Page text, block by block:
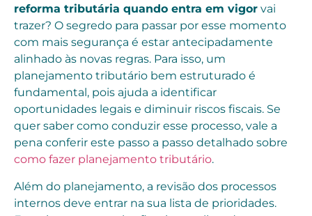
reforma tributária quando entra em vigor vai
trazer? O segredo para passar por esse momento
com mais segurança é estar antecipadamente
alinhado às novas regras. Para isso, um
planejamento tributário bem estruturado é
fundamental, pois ajuda a identificar
oportunidades legais e diminuir riscos fiscais. Se
quer saber como conduzir esse processo, vale a
pena conferir este passo a passo detalhado sobre
como fazer planejamento tributário.
Além do planejamento, a revisão dos processos
internos deve entrar na sua lista de prioridades.